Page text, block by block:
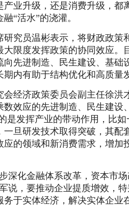
业升级，还是消费升级，都
“活水”的浇灌。
究员温彬表示，将财政政策
大限度发挥政策的协同效应。
向先进制造、民生建设、基础
期内有助于结构优化和高质量
经济政策委员会副主任徐洪
数效应的先进制造、民生建设
是发挥产业的带动作用，比
一旦研发技术取得突破，其配
应的领域和新消费需求，增加
化金融体系改革，资本市场
说，要推动企业提质增效，
务于实体经济，解决实体企业